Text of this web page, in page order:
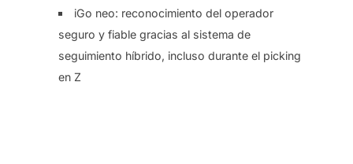
iGo neo: reconocimiento del operador
seguro y fiable gracias al sistema de
seguimiento híbrido, incluso durante el picking
en Z